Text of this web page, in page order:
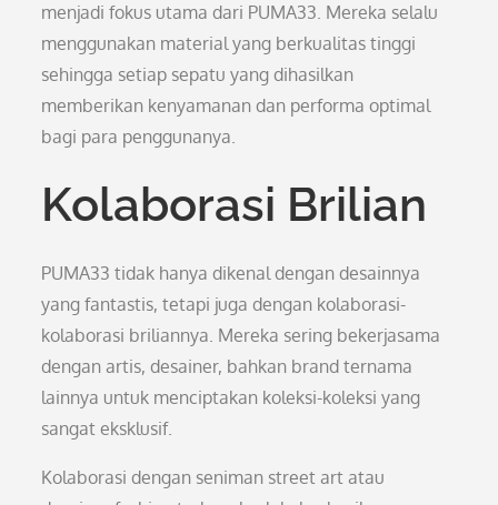
menjadi fokus utama dari PUMA33. Mereka selalu
menggunakan material yang berkualitas tinggi
sehingga setiap sepatu yang dihasilkan
memberikan kenyamanan dan performa optimal
bagi para penggunanya.
Kolaborasi Brilian
PUMA33 tidak hanya dikenal dengan desainnya
yang fantastis, tetapi juga dengan kolaborasi-
kolaborasi briliannya. Mereka sering bekerjasama
dengan artis, desainer, bahkan brand ternama
lainnya untuk menciptakan koleksi-koleksi yang
sangat eksklusif.
Kolaborasi dengan seniman street art atau